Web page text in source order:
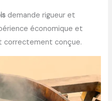
demande rigueur et
économique et
correctement conçue.